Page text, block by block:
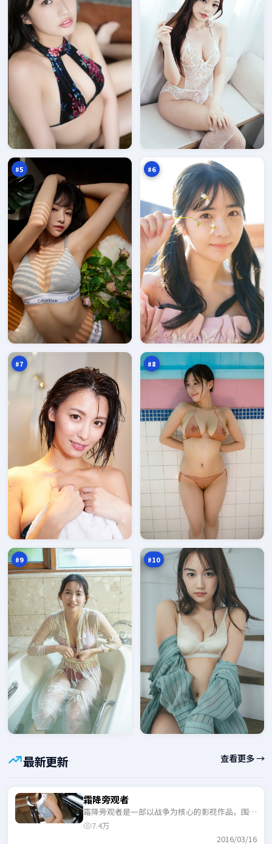
#5
最
后
账
本
万
#6
踪万
#7
城
市
疑
云
94
万
#8
银
翼
旁
观
者
93
万
#9
河
远
征
92
万
#10
篱
魂
92
万
最新更新 查看更多 →
霜降旁观者
霜降旁观者是一部以战争为核心的影视作品，围绕
危机、反转与人物成长展开，整体节奏紧凑，适合
7.4万
2016/03/16